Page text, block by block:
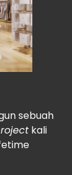
sebuah
kali